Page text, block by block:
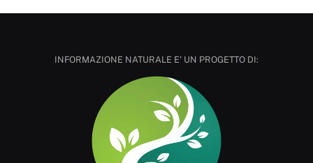
INFORMAZIONE NATURALE E' UN PROGETTO DI: